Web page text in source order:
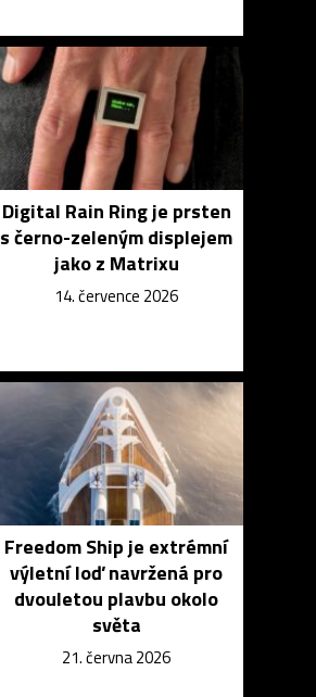
Digital Rain Ring je prsten
s černo-zeleným displejem
jako z Matrixu
14. července 2026
Freedom Ship je extrémní
výletní loď navržená pro
dvouletou plavbu okolo
světa
21. června 2026